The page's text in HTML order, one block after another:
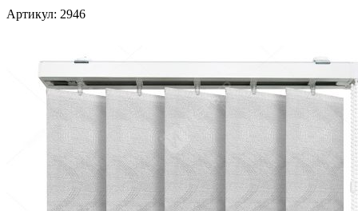
Артикул: 2946